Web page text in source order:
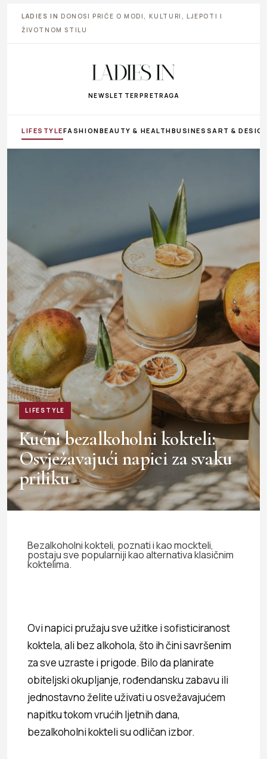
LADIES IN DONOSI PRIČE O MODI, KULTURI, LJEPOTI I
ŽIVOTNOM STILU
NEWSLETTER PRETRAGA
LIFESTYLEFASHIONBEAUTY & HEALTHBUSINESS ART &
LIFESTYLE
Kućni bezalkoholni kokteli:
Osvježavajući napici za svaku
priliku
Bezalkoholni kokteli, poznati i kao mockteli,
postaju sve popularniji kao alternativa klasičnim
koktelima.
Ovi napici pružaju sve užitke i sofisticiranost
koktela, ali bez alkohola, što ih čini savršenim
za sve uzraste i prigode. Bilo da planirate
obiteljski okupljanje, rođendansku zabavu ili
jednostavno želite uživati u osvežavajućem
napitku tokom vrućih ljetnih dana,
bezalkoholni kokteli su odličan izbor.